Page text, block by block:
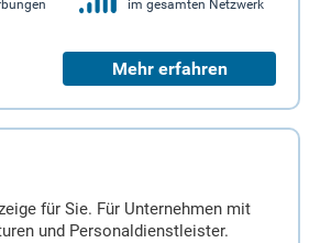
im gesamten Netzwerk
Mehr erfahren
für Sie. Für Unternehmen mit
und Personaldienstleister.